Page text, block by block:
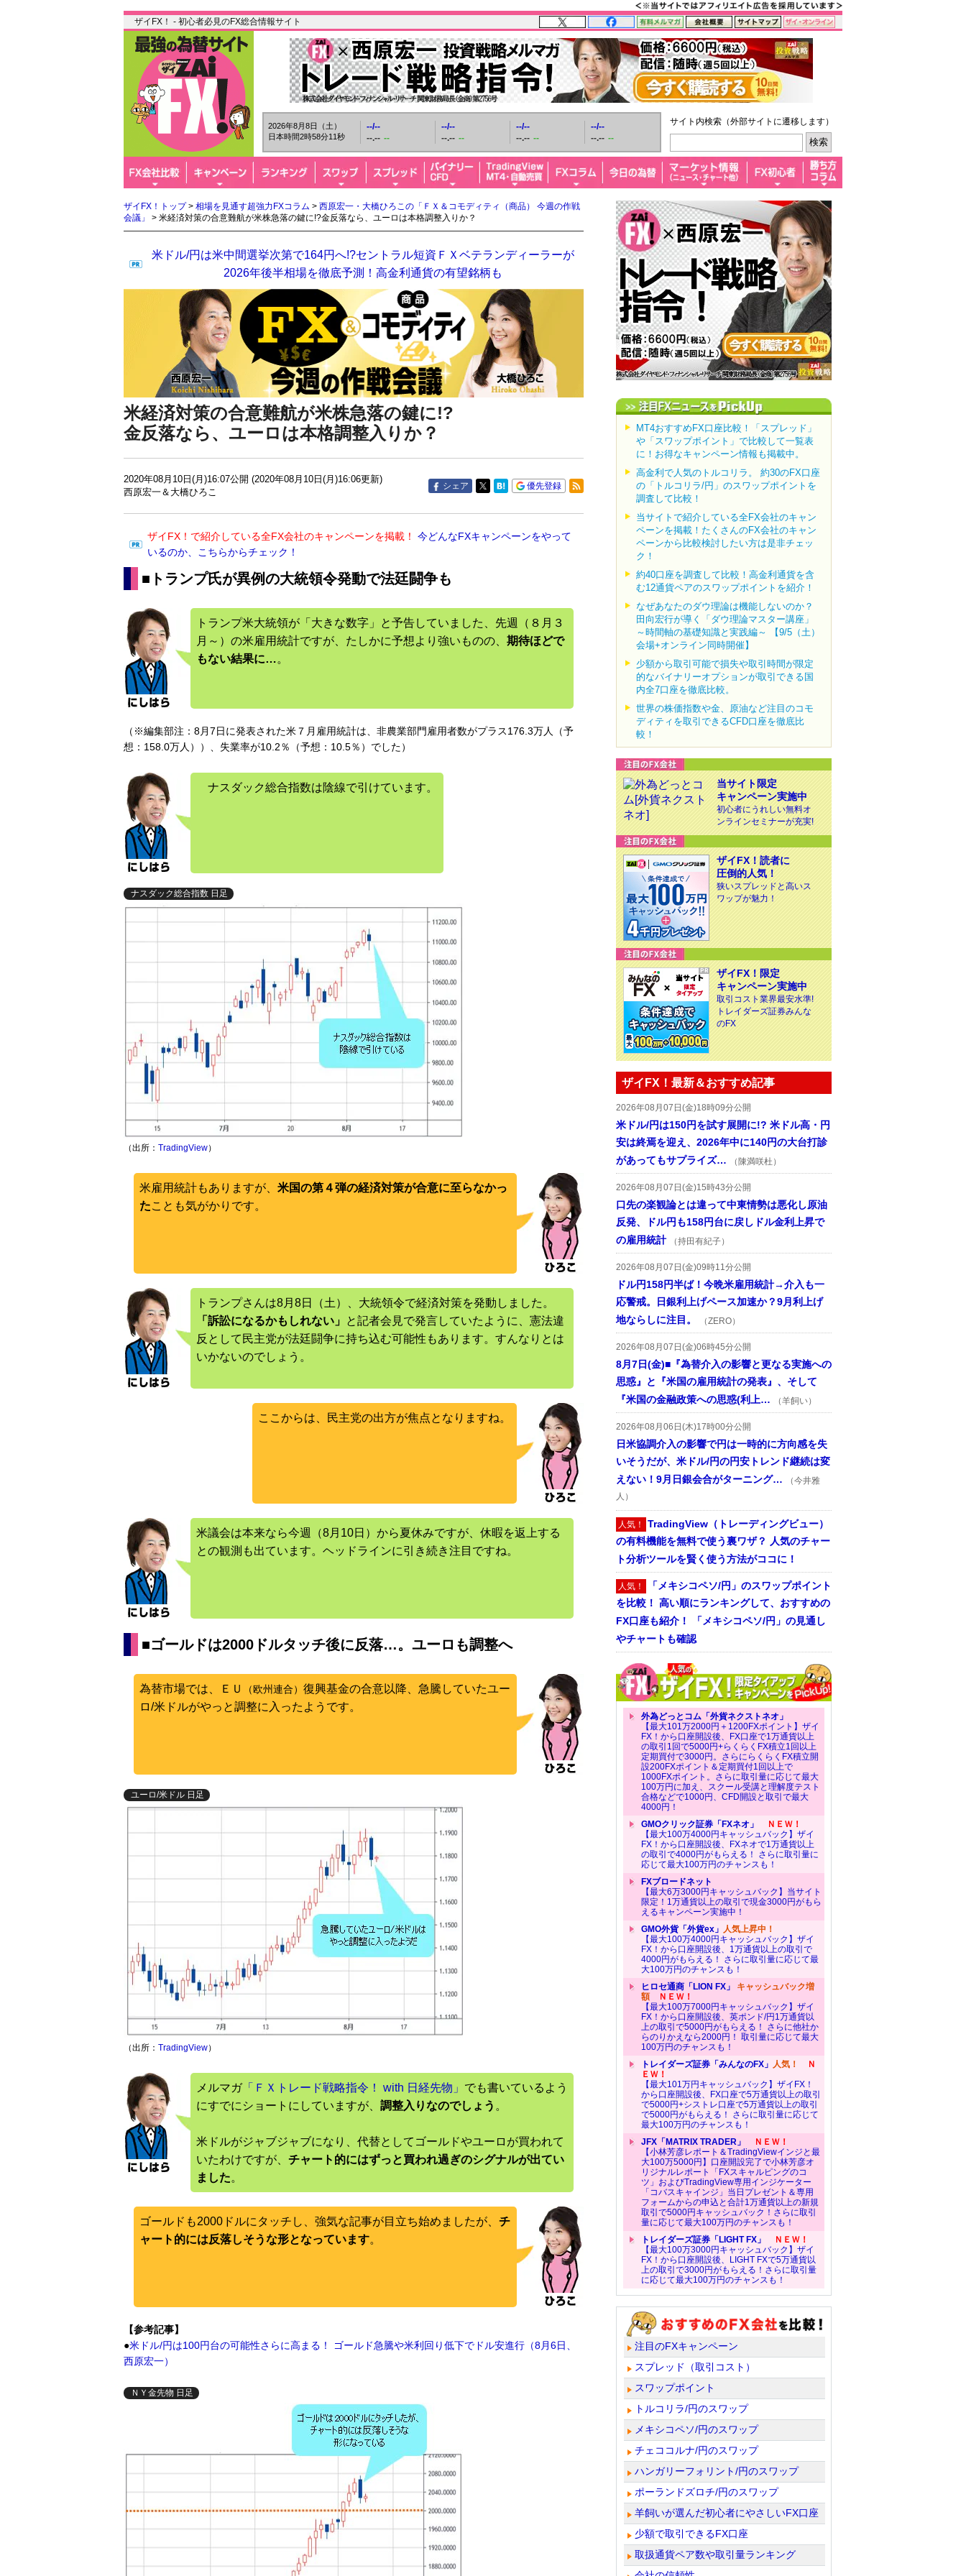
ザイFX！ - 初心者必見のFX総合情報サイト
2026年8月8日（土）
日本時間2時58分12秒
--/--
--.-- --
--/--
--.-- --
--/--
--.-- --
--/--
--.-- --
サイト内検索（外部サイトに遷移します）
ザイFX！トップ> 相場を見通す超強力FXコラム > 西原宏一・大橋ひろこの「ＦＸ＆コモディティ（商品） 今週の作戦
会議」
> 米経済対策の合意難航が米株急落の鍵に!?金反落なら、ユーロは本格調整入りか？
米ドル/円は米中間選挙次第で164円へ!?セントラル短資ＦＸベテランディーラーが
2026年後半相場を徹底予測！高金利通貨の有望銘柄も
米経済対策の合意難航が米株急落の鍵に!?
金反落なら、ユーロは本格調整入りか？
2020年08月10日(月)16:07公開 (2020年08月10日(月)16:06更新)
西原宏一＆大橋ひろこ
シェア 優先登録
ザイFX！で紹介している全FX会社のキャンペーンを掲載！
今どんなFXキャンペーンをやって
いるのか、こちらからチェック！
■トランプ氏が異例の大統領令発動で法廷闘争も
トランプ米大統領が「大きな数字」と予告していました、先週（８月３
月～）の米雇用統計ですが、たしかに予想より強いものの、 期待ほどで
もない結果に…。
（※編集部注：8月7日に発表された米７月雇用統計は、非農業部門雇用者数がプラス176.3万人（予
想：158.0万人））、失業率が10.2％（予想：10.5％）でした）
ナスダック総合指数は陰線で引けています。
ナスダック総合指数 日足
（出所： TradingView）
米雇用統計もありますが、 米国の第４弾の経済対策が合意に至らなかっ
たことも気がかりです。
トランプさんは8月8日（土）、大統領令で経済対策を発動しました。
「訴訟になるかもしれない」 と記者会見で発言していたように、憲法違
反として民主党が法廷闘争に持ち込む可能性もあります。すんなりとは
いかないのでしょう。
ここからは、民主党の出方が焦点となりますね。
米議会は本来なら今週（8月10日）から夏休みですが、休暇を返上する
との観測も出ています。ヘッドラインに引き続き注目ですね。
■ゴールドは2000ドルタッチ後に反落…。ユーロも調整へ
為替市場では、ＥＵ （欧州連合） 復興基金の合意以降、急騰していたユー
ロ/米ドルがやっと調整に入ったようです。
ユーロ/米ドル 日足
（出所： TradingView）
メルマガ「ＦＸトレード戦略指令！ with 日経先物」 でも書いているよう
にすでにショートにしていますが、 調整入りなのでしょう 。
米ドルがジャブジャブになり、代替としてゴールドやユーロが買われて
いたわけですが、 チャート的にはずっと買われ過ぎのシグナルが出てい
ました。
ゴールドも2000ドルにタッチし、強気な記事が目立ち始めましたが、 チ
ャート的には反落しそうな形となっています。
【参考記事】
●米ドル/円は100円台の可能性さらに高まる！ ゴールド急騰や米利回り低下でドル安進行（8月6日、
西原宏一）
ＮＹ金先物 日足
MT4おすすめFX口座比較！「スプレッド」
や「スワップポイント」で比較して一覧表
に！お得なキャンペーン情報も掲載中。
高金利で人気のトルコリラ。 約30のFX口座
の「トルコリラ/円」のスワップポイントを
調査して比較！
当サイトで紹介している全FX会社のキャン
ペーンを掲載！たくさんのFX会社のキャン
ペーンから比較検討したい方は是非チェッ
ク！
約40口座を調査して比較！高金利通貨を含
む12通貨ペアのスワップポイントを紹介！
なぜあなたのダウ理論は機能しないのか？
田向宏行が導く「ダウ理論マスター講座」
～時間軸の基礎知識と実践編～ 【9/5（土）
会場+オンライン同時開催】
少額から取引可能で損失や取引時間が限定
的なバイナリーオプションが取引できる国
内全7口座を徹底比較。
世界の株価指数や金、原油など注目のコモ
ディティを取引できるCFD口座を徹底比
較！
当サイト限定
キャンペーン実施中
初心者にうれしい無料オ
ンラインセミナーが充実!
ザイFX！読者に
圧倒的人気！
狭いスプレッドと高いス
ワップが魅力！
ザイFX！限定
キャンペーン実施中
取引コスト業界最安水準!
トレイダーズ証券みんな
のFX
ザイFX！最新＆おすすめ記事
2026年08月07日(金)18時09分公開
米ドル/円は150円を試す展開に!? 米ドル高・円
安は終焉を迎え、2026年中に140円の大台打診
があってもサプライズ…
（陳満咲杜）
2026年08月07日(金)15時43分公開
口先の楽観論とは違って中東情勢は悪化し原油
反発、ドル円も158円台に戻しドル金利上昇で
の雇用統計
（持田有紀子）
2026年08月07日(金)09時11分公開
ドル円158円半ば！今晩米雇用統計→介入も一
応警戒。日銀利上げペース加速か？9月利上げ
地ならしに注目。
（ZERO）
2026年08月07日(金)06時45分公開
8月7日(金)■『為替介入の影響と更なる実施への
思惑』と『米国の雇用統計の発表』、そして
『米国の金融政策への思惑(利上…
（羊飼い）
2026年08月06日(木)17時00分公開
日米協調介入の影響で円は一時的に方向感を失
いそうだが、米ドル/円の円安トレンド継続は変
えない！9月日銀会合がターニング…
（今井雅
人）
人気！ TradingView（トレーディングビュー）
の有料機能を無料で使う裏ワザ？ 人気のチャー
ト分析ツールを賢く使う方法がココに！
人気！ 「メキシコペソ/円」のスワップポイント
を比較！ 高い順にランキングして、おすすめの
FX口座も紹介！ 「メキシコペソ/円」の見通し
やチャートも確認
外為どっとコム「外貨ネクストネオ」
【最大101万2000円＋1200FXポイント】ザイ
FX！から口座開設後、FX口座で1万通貨以上
の取引1回で5000円+らくらくFX積立1回以上
定期買付で3000円。さらにらくらくFX積立開
設200FXポイント＆定期買付1回以上で
1000FXポイント。さらに取引量に応じて最大
100万円に加え、スクール受講と理解度テスト
合格などで1000円、CFD開設と取引で最大
4000円！
GMOクリック証券「FXネオ」
ＮＥＷ！
【最大100万4000円キャッシュバック】ザイ
FX！から口座開設後、FXネオで1万通貨以上
の取引で4000円がもらえる！ さらに取引量に
応じて最大100万円のチャンスも！
FXブロードネット
【最大6万3000円キャッシュバック】当サイト
限定！1万通貨以上の取引で現金3000円がもら
えるキャンペーン実施中！
GMO外貨「外貨ex」 人気上昇中！
【最大100万4000円キャッシュバック】ザイ
FX！から口座開設後、1万通貨以上の取引で
4000円がもらえる！ さらに取引量に応じて最
大100万円のチャンスも！
ヒロセ通商「LION FX」 キャッシュバック増
額ＮＥＷ！
【最大100万7000円キャッシュバック】ザイ
FX！から口座開設後、英ポンド/円1万通貨以
上の取引で5000円がもらえる！ さらに他社か
らのりかえなら2000円！ 取引量に応じて最大
100万円のチャンスも！
トレイダーズ証券「みんなのFX」 人気！
Ｎ
ＥＷ！
【最大101万円キャッシュバック】ザイFX！
から口座開設後、FX口座で5万通貨以上の取引
で5000円+シストレ口座で5万通貨以上の取引
で5000円がもらえる！ さらに取引量に応じて
最大100万円のチャンスも！
JFX「MATRIX TRADER」
ＮＥＷ！
【小林芳彦レポート＆TradingViewインジと最
大100万5000円】口座開設完了で小林芳彦オ
リジナルレポート「FXスキャルピングのコ
ツ」およびTradingView専用インジケーター
「コバスキャインジ」当日プレゼント＆専用
フォームからの申込と合計1万通貨以上の新規
取引で5000円キャッシュバック！さらに取引
量に応じて最大100万円のチャンスも！
トレイダーズ証券「LIGHT FX」
ＮＥＷ！
【最大100万3000円キャッシュバック】ザイ
FX！から口座開設後、LIGHT FXで5万通貨以
上の取引で3000円がもらえる！さらに取引量
に応じて最大100万円のチャンスも！
注目のFXキャンペーン
スプレッド（取引コスト）
スワップポイント
トルコリラ/円のスワップ
メキシコペソ/円のスワップ
チェココルナ/円のスワップ
ハンガリーフォリント/円のスワップ
ポーランドズロチ/円のスワップ
羊飼いが選んだ初心者にやさしいFX口座
少額で取引できるFX口座
取扱通貨ペア数や取引量ランキング